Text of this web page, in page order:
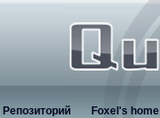
Репозиторий Foxel's home